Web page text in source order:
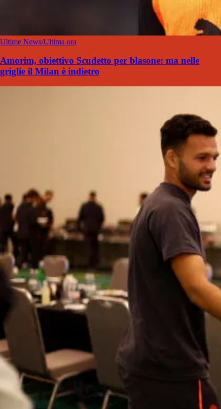
Ultime News/Ultima ora
Amorim, obiettivo Scudetto per blasone: ma nelle
griglie il Milan è indietro